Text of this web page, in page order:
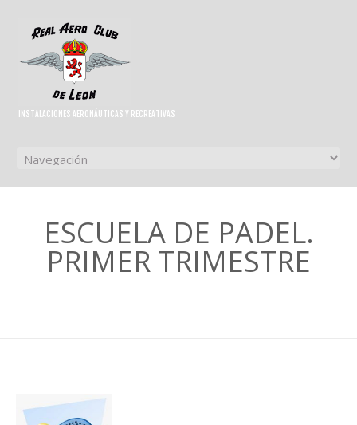
INSTALACIONES AERONÁUTICAS Y RECREATIVAS
ESCUELA DE PADEL.
PRIMER TRIMESTRE